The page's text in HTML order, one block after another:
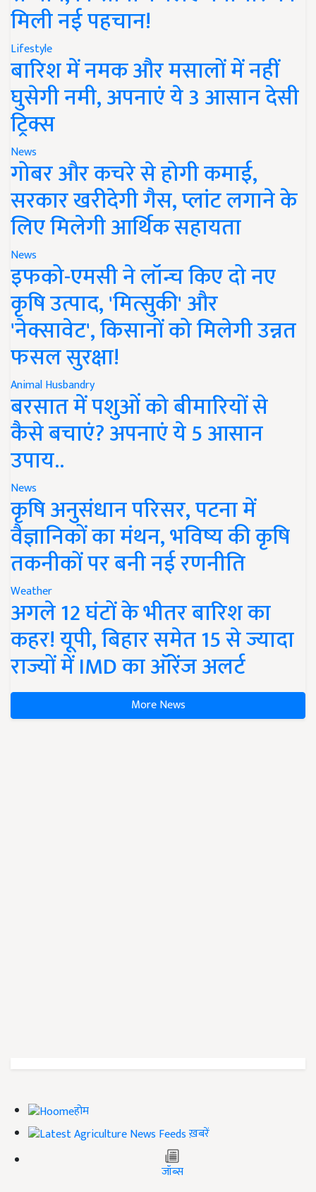
मिली नई पहचान!
Lifestyle
बारिश में नमक और मसालों में नहीं
घुसेगी नमी, अपनाएं ये 3 आसान देसी
ट्रिक्स
News
गोबर और कचरे से होगी कमाई,
सरकार खरीदेगी गैस, प्लांट लगाने के
लिए मिलेगी आर्थिक सहायता
News
इफको-एमसी ने लॉन्च किए दो नए
कृषि उत्पाद, 'मित्सुकी' और
'नेक्सावेट', किसानों को मिलेगी उन्नत
फसल सुरक्षा!
Animal Husbandry
बरसात में पशुओं को बीमारियों से
कैसे बचाएं? अपनाएं ये 5 आसान
उपाय..
News
कृषि अनुसंधान परिसर, पटना में
वैज्ञानिकों का मंथन, भविष्य की कृषि
तकनीकों पर बनी नई रणनीति
Weather
अगले 12 घंटों के भीतर बारिश का
कहर! यूपी, बिहार समेत 15 से ज्यादा
राज्यों में IMD का ऑरेंज अलर्ट
More News
होम
ख़बरें
जॉब्स